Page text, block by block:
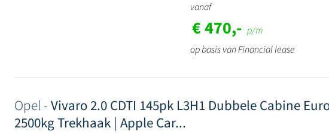
vanaf
€ 470,- p/m
op basis van Financial lease
Opel -Vivaro 2.0 CDTI 145pk L3H1 Dubbele Cabine
2500kg Trekhaak | Apple Car...